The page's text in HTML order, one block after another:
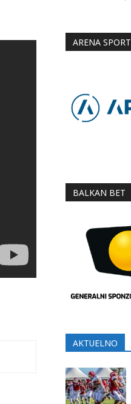
ARENA SPORT
BALKAN BET
AKTUELNO